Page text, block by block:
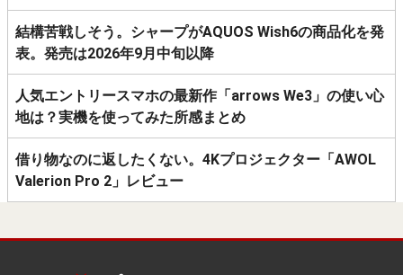
結構苦戦しそう。シャープがAQUOS Wish6の商品化を発
表。発売は2026年9月中旬以降
人気エントリースマホの最新作「arrows We3」の使い心
地は？実機を使ってみた所感まとめ
借り物なのに返したくない。4Kプロジェクター「AWOL
Valerion Pro 2」レビュー